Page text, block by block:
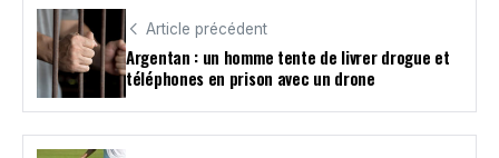
Article précédent
Argentan : un homme tente de livrer drogue et
téléphones en prison avec un drone